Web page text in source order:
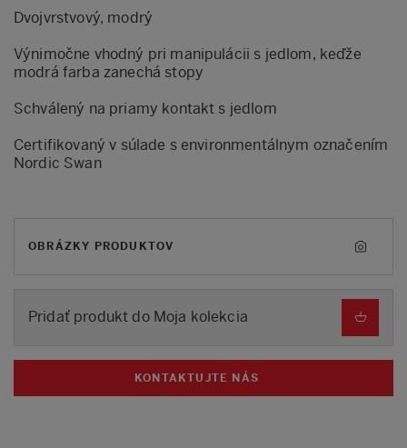
Dvojvrstvový, modrý
Výnimočne vhodný pri manipulácii s jedlom, keďže
modrá farba zanechá stopy
Schválený na priamy kontakt s jedlom
Certifikovaný v súlade s environmentálnym označením
Nordic Swan
OBRÁZKY PRODUKTOV
Pridať produkt do Moja kolekcia
KONTAKTUJTE NÁS